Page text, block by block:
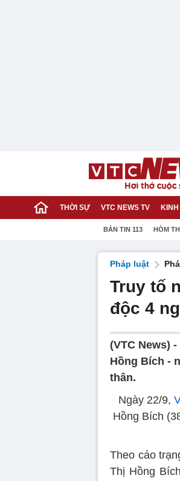
THỜI SỰ VTC NEWS TV KINH
BẢN TIN 113 HÒM
Pháp luật
Truy tố
độc 4
(VTC News) -
Hồng Bích -
thân.
Ngày 22/9,
Hồng Bích
Theo cáo
Thị Hồng